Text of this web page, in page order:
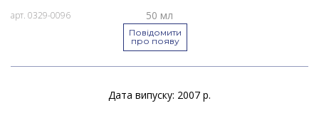
арт. 0329-0096 50 мл
Повідомити
про появу
Дата випуску: 2007 р.